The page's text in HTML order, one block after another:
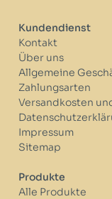
Kundendienst
Kontakt
Über uns
Allgemeine
Zahlungsarten
Versandkosten
Impressum
Sitemap
Produkte
Alle Produkte